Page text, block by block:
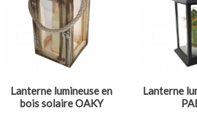
Lanterne lumineuse en
bois solaire OAKY
Lanterne